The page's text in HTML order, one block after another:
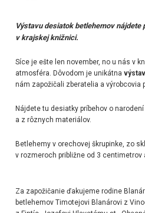
Výstavu desiatok betlehemov nájdete
v krajskej knižnici.
Síce je ešte len november, no u nás v
atmosféra. Dôvodom je unikátna
nám zapožičali zberatelia a výrobcovia
Nájdete tu desiatky príbehov o
a z rôznych materiálov.
Betlehemy v orechovej škrupinke, zo
v rozmeroch približne od 3 centimetrov
Za zapožičanie ďakujeme rodine
betlehemov Timotejovi Blanárovi z